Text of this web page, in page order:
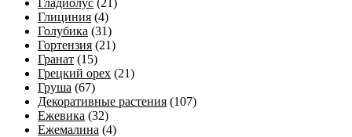
Гладиолус (21)
Глициния (4)
Голубика (31)
Гортензия (21)
Гранат (15)
Грецкий орех (21)
Груша (67)
Декоративные растения (107)
Ежевика (32)
Ежемалина (4)